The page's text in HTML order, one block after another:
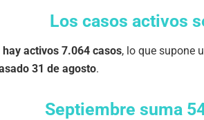
Los casos activos
hay activos 7.064 casos, lo que supone
31 de agosto.
Septiembre suma